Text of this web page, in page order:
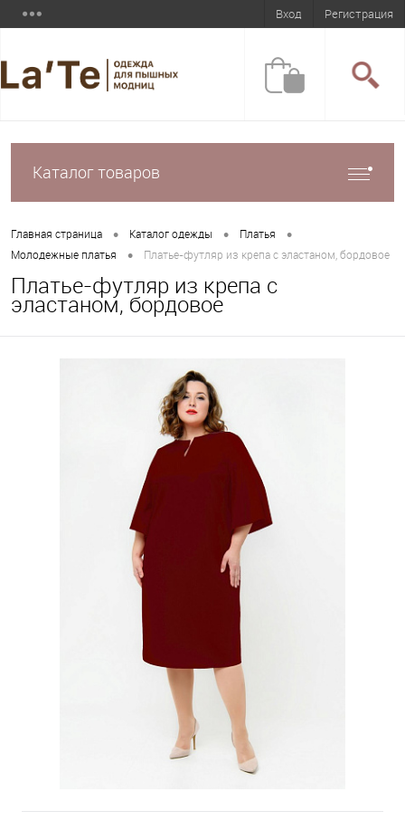
Вход Регистрация
Каталог товаров
Главная страница • Каталог одежды • Платья •
Молодежные платья • Платье-футляр из крепа с эластаном, бордовое
Платье-футляр из крепа с
эластаном, бордовое